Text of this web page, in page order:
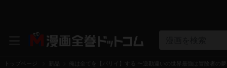
トップページ 俺は全てを【パリイ】する 〜逆勘違いの世界最強は冒険者の